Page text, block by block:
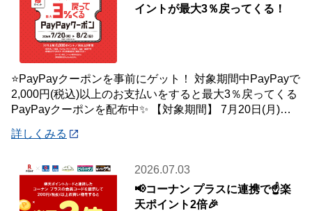
イントが最大3％戻ってくる！
⭐PayPayクーポンを事前にゲット！ 対象期間中PayPayで
2,000円(税込)以上のお支払いをすると最大3％戻ってくる
PayPayクーポンを配布中✨ 【対象期間】 7月20日(月)～8
詳しくみる
2026.07.03
📢コーナン プラスに連携で☝️楽
天ポイント2倍🎉